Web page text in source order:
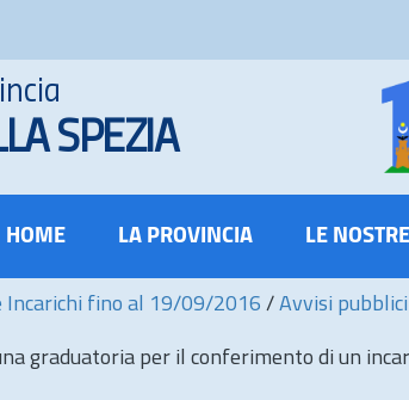
SPEZIA
HOME LA PROVINCIA LE
Incarichi fino al 19/09/2016 / Avvisi pubblici
graduatoria per il conferimento di un